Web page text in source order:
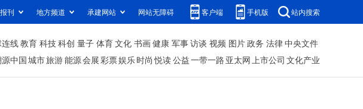
刊 地方频道 承建网站 网站无障碍 客户端 手机版 站内搜索
线教育 科技科创 量子 体育文化 书画健康 军事访谈 视频 图片政务 法律中央文件
中国城市旅游能源会展彩票娱乐时尚 悦读公益一带一路 亚太网上市公司 文化产业